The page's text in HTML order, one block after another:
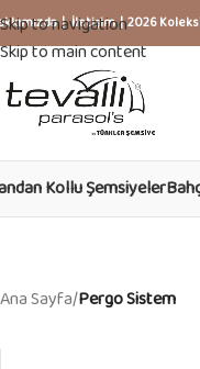
Skip to navigation
Skip to main content
|İletişim | 2026
Kollu Şemsiyeler
Ana Sayfa/Pergo Sistem